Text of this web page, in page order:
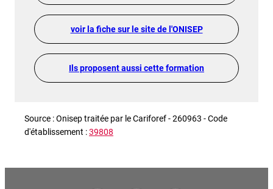
voir la fiche sur le site de l'ONISEP
Ils proposent aussi cette formation
Source : Onisep traitée par le Cariforef - 260963 - Code
d'établissement :39808